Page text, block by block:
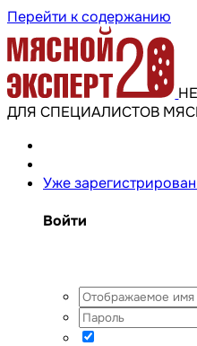
Перейти к содержанию
ДЛЯ СПЕЦИАЛИСТОВ
Уже
Войти